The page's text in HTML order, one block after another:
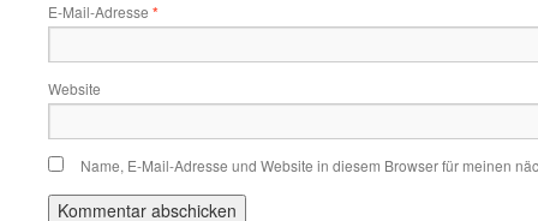
E-Mail-Adresse *
Website
Name, E-Mail-Adresse und Website in diesem Browser für meinen